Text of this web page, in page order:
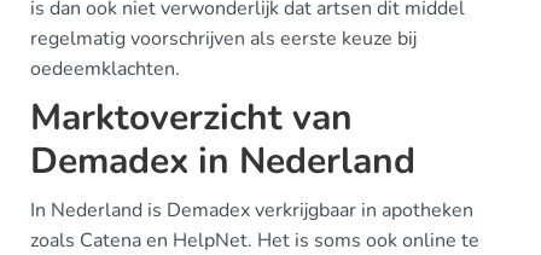
is dan ook niet verwonderlijk dat artsen dit middel
regelmatig voorschrijven als eerste keuze bij
oedeemklachten.
Marktoverzicht van
Demadex in Nederland
In Nederland is Demadex verkrijgbaar in apotheken
zoals Catena en HelpNet. Het is soms ook online te